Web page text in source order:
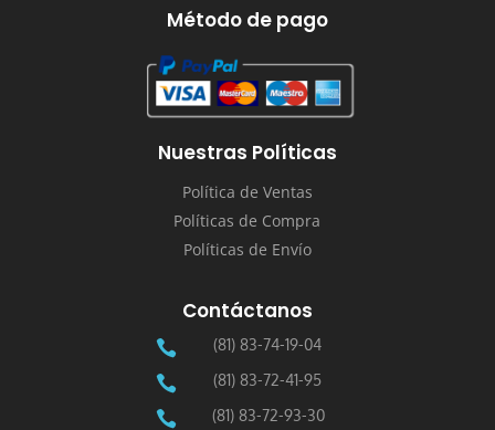
Método de pago
Nuestras Políticas
Política de Ventas
Políticas de Compra
Políticas de Envío
Contáctanos
 (81) 83-74-19-04
 (81) 83-72-41-95
 (81) 83-72-93-30